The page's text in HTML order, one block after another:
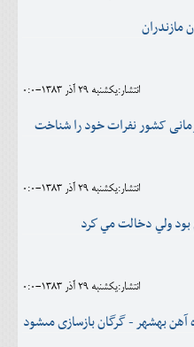
مازندران
انتشار:يکشنبه 29 آذر 1383-0:0
کشور نفرات خود را شناخت
انتشار:يکشنبه 29 آذر 1383-0:0
ولي دخالت مي كرد
انتشار:يکشنبه 29 آذر 1383-0:0
بهشهر - گرگان بازسازى مىشود